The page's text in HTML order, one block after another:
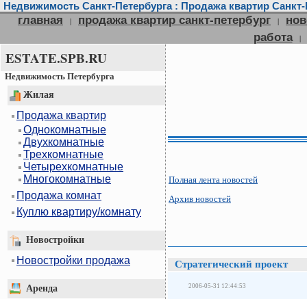
Недвижимость Санкт-Петербурга : Продажа квартир
главная | продажа квартир санкт-петербург |
работа
|
ESTATE.SPB.RU
Недвижимость Петербурга
Жилая
Продажа квартир
Однокомнатные
Двухкомнатные
Трехкомнатные
Четырехкомнатные
Многокомнатные
Продажа комнат
Куплю квартиру/комнату
Новостройки
Новостройки продажа
Аренда
Полная лента новостей
Архив новостей
Стратегический проект
2006-05-31 12:44:53